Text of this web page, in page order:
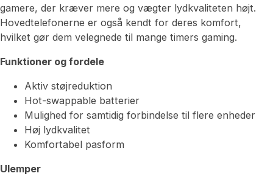
gamere, der kræver mere og vægter lydkvaliteten højt.
Hovedtelefonerne er også kendt for deres komfort,
hvilket gør dem velegnede til mange timers gaming.
Funktioner og fordele
Aktiv støjreduktion
Hot-swappable batterier
Mulighed for samtidig forbindelse til flere enheder
Høj lydkvalitet
Komfortabel pasform
Ulemper